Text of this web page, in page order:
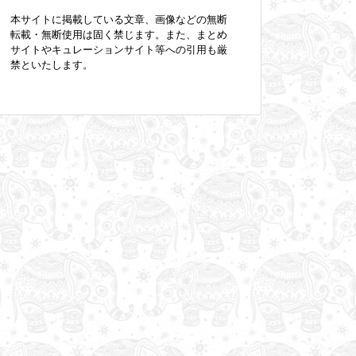
本サイトに掲載している文章、画像などの無断
転載・無断使用は固く禁じます。また、まとめ
サイトやキュレーションサイト等への引用も厳
禁といたします。